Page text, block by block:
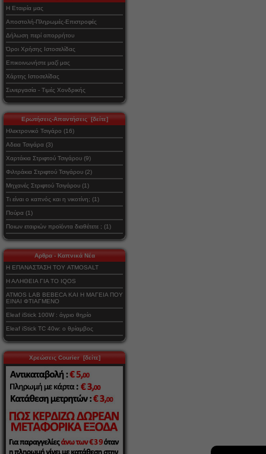
Η Εταιρία μας
Αποστολή-Πληρωμές-Επιστροφές
Δήλωση περί απορρήτου
Όροι Χρήσης Ιστοσελίδας
Επικοινωνήστε μαζί μας
Χάρτης Ιστοσελίδας
Συνεργασία - Τιμές Χονδρικής
Ερωτήσεις-Απαντήσεις [δείτε]
Ηλεκτρονικό Τσιγάρο (16)
Αδεια Τσιγάρα (3)
Χαρτάκια Στριφτού Τσιγάρου (9)
Φιλτράκια Στριφτού Τσιγάρου (2)
Μηχανές Στριφτού Τσιγάρου (1)
Τι είναι ο καπνός και η νικοτίνη; (1)
Πούρα (1)
Ποιων εταιριών προϊόντα διαθέτετε ; (1)
Αρθρα - Καπνικά Νέα
Η ΕΠΑΝΑΣΤΑΣΗ ΤΟΥ ATMOSALT
Η ΑΛΗΘΕΙΑ ΓΙΑ ΤΟ IQOS
ATMOS LAB BEBECA ΚΑΙ Η ΜΑΓΕΙΑ ΠΟΥ
ΕΙΝΑΙ ΦΤΙΑΓΜΕΝΟ
Eleaf iStick 100W : άγριο θηρίο
Eleaf iStick TC 40w: ο θρίαμβος
Χρεώσεις Courier [δείτε]